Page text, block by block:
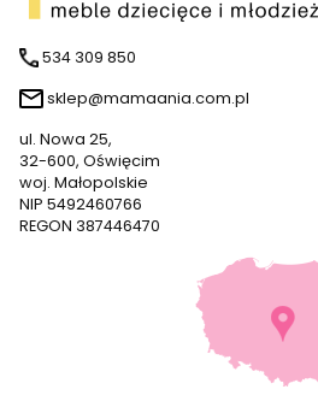
534 309 850
sklep@mamaania.com.pl
ul. Nowa 25,
32-600, Oświęcim
woj. Małopolskie
NIP 5492460766
REGON 387446470